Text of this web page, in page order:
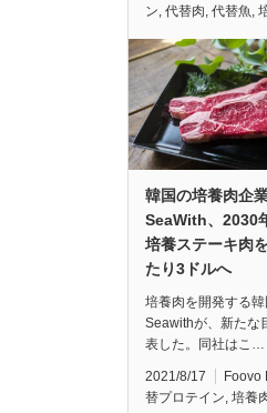
ン, 代替肉, 代替魚,
韓国の培養肉企
SeaWith、2030
培養ステーキ肉
たり3ドルへ
培養肉を開発する
Seawithが、新たな
表した。同社はこ…
2021/8/17 Foovo
替プロテイン 培養